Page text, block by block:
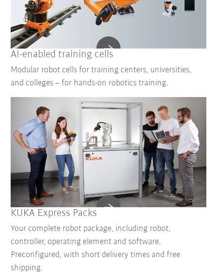
AI-enabled training cells
Modular robot cells for training centers, universities,
and colleges – for hands-on robotics training.
KUKA Express Packs
Your complete robot package, including robot,
controller, operating element and software.
Preconfigured, with short delivery times and free
shipping.